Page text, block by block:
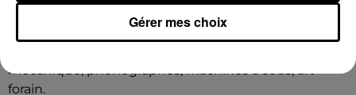
AUTOMATES, MUSIQUE MÉCANIQUE,...
mécanique, phonographes, machines à sous, art
forain.
Gérer mes choix